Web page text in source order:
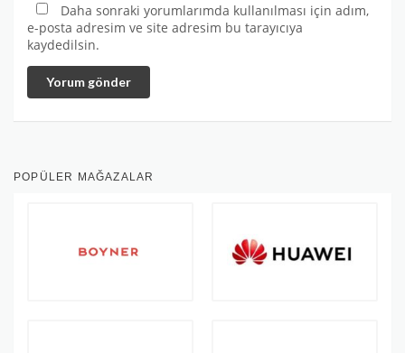
Daha sonraki yorumlarımda kullanılması için adım,
e-posta adresim ve site adresim bu tarayıcıya
kaydedilsin.
Yorum gönder
POPÜLER MAĞAZALAR